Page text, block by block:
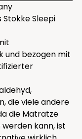
Sleepi
und bezogen mit
die viele andere
die Matratze
kann, ist